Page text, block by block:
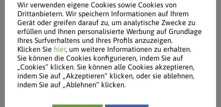
Wir verwenden eigene Cookies sowie Cookies von
Drittanbietern. Wir speichern Informationen auf Ihrem
Gerät oder greifen darauf zu, um analytische Zwecke zu
erfüllen und Ihnen personalisierte Werbung auf Grundlage
Ihres Surfverhaltens und Ihres Profils anzuzeigen.
Klicken Sie hier, um weitere Informationen zu erhalten.
Sie können die Cookies konfigurieren, indem Sie auf
„Cookies“ klicken. Sie können alle Cookies akzeptieren,
indem Sie auf „Akzeptieren“ klicken, oder sie ablehnen,
indem Sie auf „Ablehnen“ klicken.